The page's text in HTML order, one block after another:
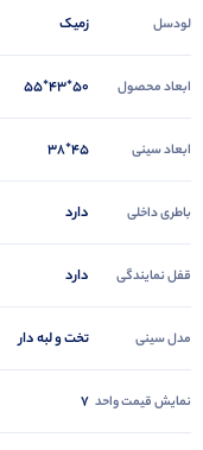
لودسل زمیک
ابعاد محصول 50*43*55
ابعاد سینی 45*38
باطری داخلی دارد
قفل نمایندگی دارد
مدل سینی تخت و لبه دار
نمایش قیمت واحد 7